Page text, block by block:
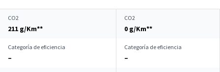
CO2
211 g/Km**
CO2
0 g/Km**
Categoría de eficiencia
–
Categoría de eficiencia
–